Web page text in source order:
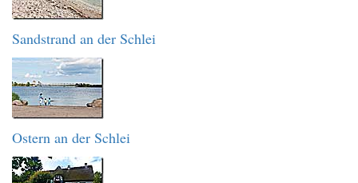
Sandstrand an der Schlei
Ostern an der Schlei